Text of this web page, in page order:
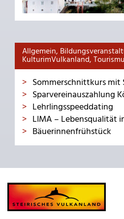
Allgemein,
KulturimVulkanland,
Sommerschnittkurs mit
Sparvereinauszahlung
Lehrlingsspeeddating
LIMA – Lebensqualität
Bäuerinnenfrühstück